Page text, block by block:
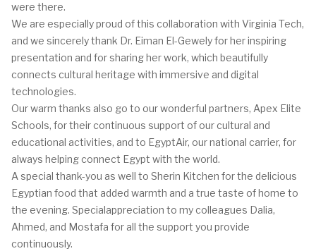
were there.
We are especially proud of this collaboration with Virginia Tech,
and we sincerely thank Dr. Eiman El-Gewely for her inspiring
presentation and for sharing her work, which beautifully
connects cultural heritage with immersive and digital
technologies.
Our warm thanks also go to our wonderful partners, Apex Elite
Schools, for their continuous support of our cultural and
educational activities, and to EgyptAir, our national carrier, for
always helping connect Egypt with the world.
A special thank-you as well to Sherin Kitchen for the delicious
Egyptian food that added warmth and a true taste of home to
the evening. Specialappreciation to my colleagues Dalia,
Ahmed, and Mostafa for all the support you provide
continuously.